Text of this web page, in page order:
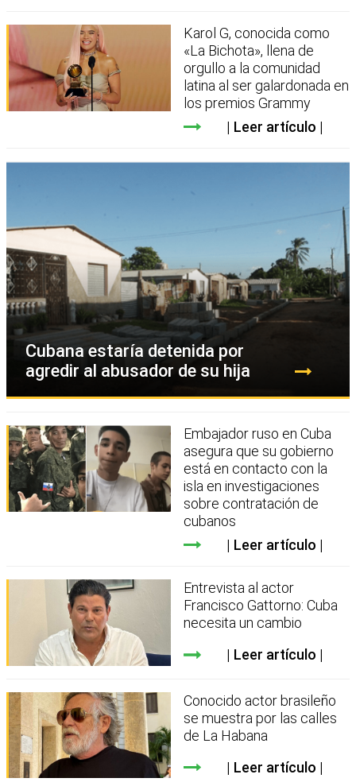
Karol G, conocida como
«La Bichota», llena de
orgullo a la comunidad
latina al ser galardonada en
los premios Grammy
Leer artículo
Cubana estaría detenida por
agredir al abusador de su hija
Embajador ruso en Cuba
asegura que su gobierno
está en contacto con la
isla en investigaciones
sobre contratación de
cubanos
Leer artículo
Entrevista al actor
Francisco Gattorno: Cuba
necesita un cambio
Leer artículo
Conocido actor brasileño
se muestra por las calles
de La Habana
Leer artículo